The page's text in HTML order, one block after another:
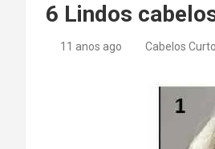
6 Lindos
11 anos ago Cabelos